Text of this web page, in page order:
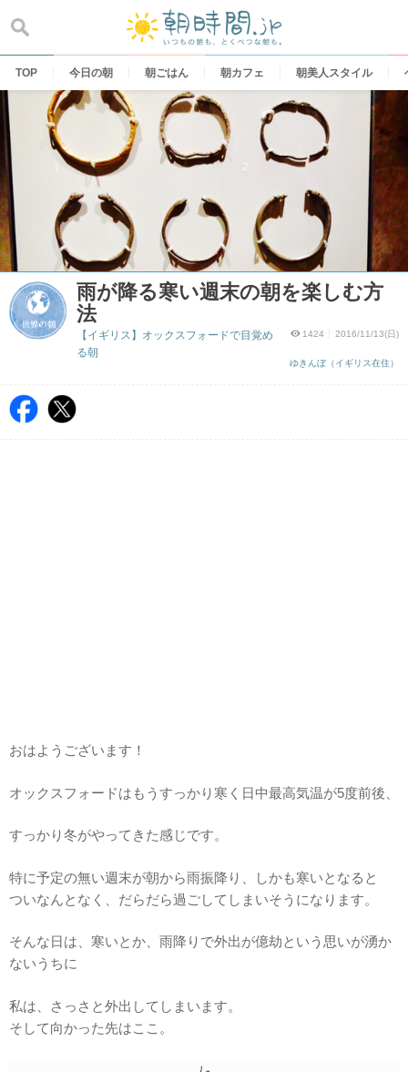
content
TOP 今日の朝 朝ごはん 朝カフェ 朝美人スタイル
雨が降る寒い週末の朝を楽しむ方
法
1424 2016/11/13(日)
ゆきんぼ（イギリス在住）
【イギリス】オックスフォードで目覚め
る朝
おはようございます！
オックスフォードはもうすっかり寒く日中最高気温が5度前後、
すっかり冬がやってきた感じです。
特に予定の無い週末が朝から雨振降り、しかも寒いとなると
ついなんとなく、だらだら過ごしてしまいそうになります。
そんな日は、寒いとか、雨降りで外出が億劫という思いが湧か
ないうちに
私は、さっさと外出してしまいます。
そして向かった先はここ。